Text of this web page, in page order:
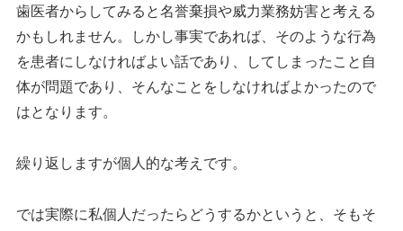
歯医者からしてみると名誉棄損や威力業務妨害と考える
かもしれません。しかし事実であれば、そのような行為
を患者にしなければよい話であり、してしまったこと自
体が問題であり、そんなことをしなければよかったので
はとなります。
繰り返しますが個人的な考えです。
では実際に私個人だったらどうするかというと、そもそ